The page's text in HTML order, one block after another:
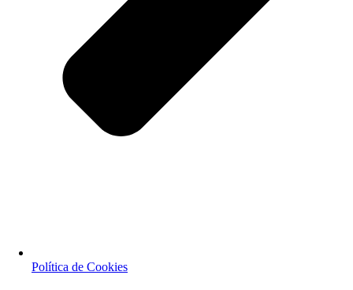
Política de Cookies